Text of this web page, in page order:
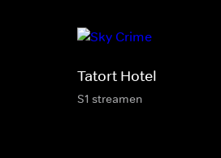
Tatort Hotel
S1 streamen